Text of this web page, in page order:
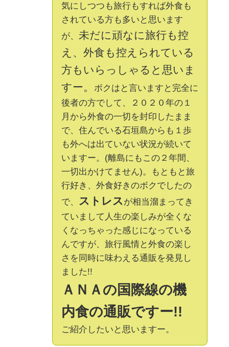
気にしつつも旅行もすれば外食も
されている方も多いと思います
が、 未だに頑なに旅行も控
え、外食も控えられている
方もいらっしゃると思いま
すー。
ボクはと言いますと完全に
後者の方でして、２０２０年の１
月から外食の一切を封印したまま
で、住んでいる石垣島からも１歩
も外へは出ていない状況が続いて
いますー。(離島にもこの２年間、
一切出かけてません)。もともと旅
行好き、外食好きのボクでしたの
で、 ストレス が相当溜まってき
ていまして人生の楽しみが全くな
くなっちゃった感じになっている
んですが、旅行風情と外食の楽し
さを同時に味わえる通販を発見し
ました!!
ＡＮＡの国際線の機
内食の通販ですー!!
ご紹介したいと思いますー。